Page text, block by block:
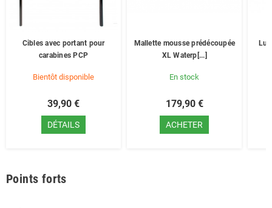
Cibles avec portant pour
carabines PCP
Bientôt disponible
39,90 €
DÉTAILS
Mallette mousse prédécoupée
XL Waterp[...]
En stock
179,90 €
ACHETER
Points forts